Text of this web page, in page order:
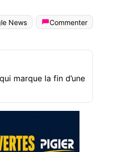
News
Commenter
marque la fin d’une